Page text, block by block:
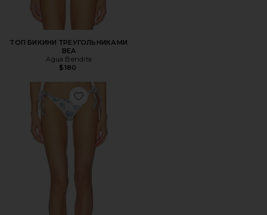
ТОП БИКИНИ ТРЕУГОЛЬНИКАМИ
BEA
Agua Bendita
$180
Favorite НИЗ БИКИНИ С ЗАВЯЗКАМИ ПО БОКАМ